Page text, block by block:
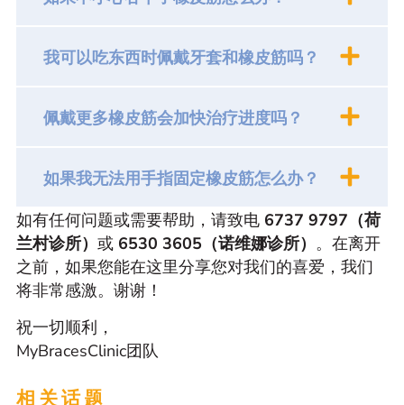
我可以吃东西时佩戴牙套和橡皮筋吗？
佩戴更多橡皮筋会加快治疗进度吗？
如果我无法用手指固定橡皮筋怎么办？
如有任何问题或需要帮助，请致电 6737 9797（荷
兰村诊所） 或 6530 3605（诺维娜诊所） 。在离开
之前，如果您能在这里分享您对我们的喜爱，我们
将非常感激。谢谢！
祝一切顺利，
MyBracesClinic团队
相关话题